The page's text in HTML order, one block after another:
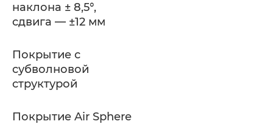
наклона ± 8,5°,
сдвига — ±12 мм
Покрытие с
субволновой
структурой
Покрытие Air Sphere